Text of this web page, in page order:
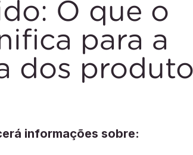
O que o
para a
dos
informações sobre: